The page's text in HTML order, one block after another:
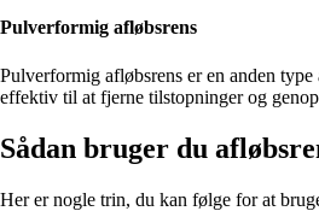
Pulverformig afløbsrens
Pulverformig afløbsrens er en anden
effektiv til at fjerne tilstopninger og
Sådan bruger du
Her er nogle trin, du kan følge for at